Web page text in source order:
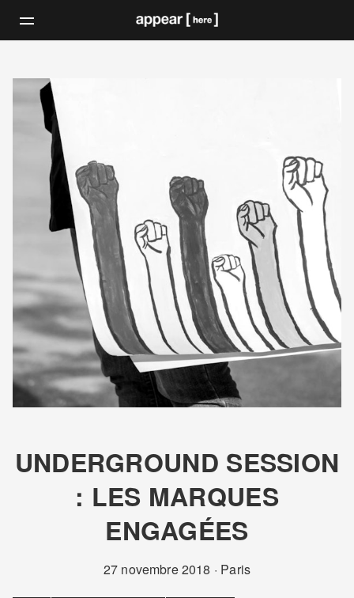
UNDERGROUND SESSION
: LES MARQUES
ENGAGÉES
27 novembre 2018 · Paris